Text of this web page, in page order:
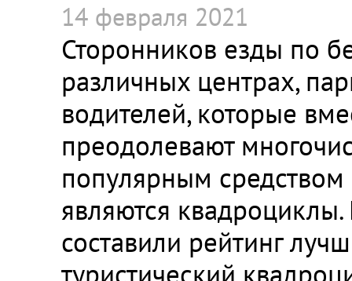
14 февраля 2021
Сторонников езды по
различных центрах,
водителей, которые
преодолевают
популярным
являются
составили рейтинг